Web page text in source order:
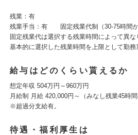
残業：有
残業手当：有 固定残業代制（30-75時間か
固定残業代は選択する残業時間によって異な
基本的に選択した残業時間を上限として勤務
給与はどのくらい貰えるか
想定年収 504万円～960万円
月給制 月給 420,000円～（みなし残業45時間
※超過分支給有。
待遇・福利厚生は